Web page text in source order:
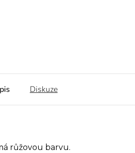
Diskuze
růžovou barvu.